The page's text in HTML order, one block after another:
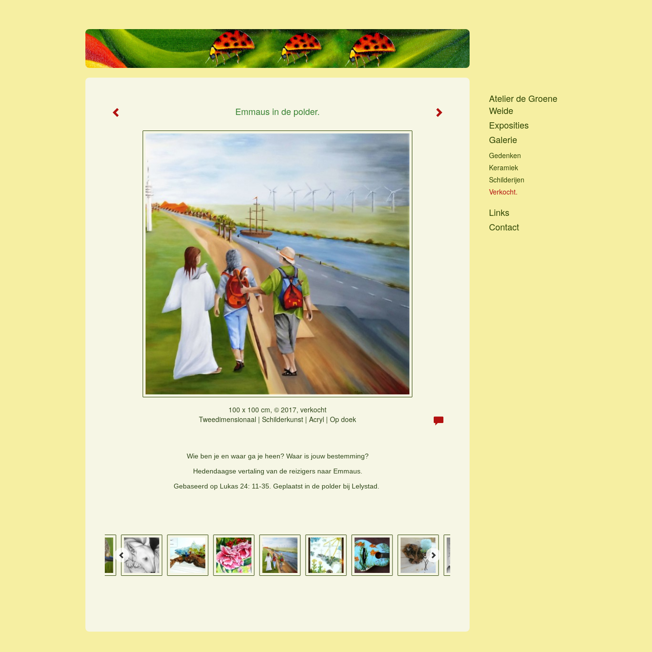
Emmaus in de polder.
100 x 100 cm, © 2017, verkocht
Tweedimensionaal | Schilderkunst | Acryl | Op doek
Wie ben je en waar ga je heen? Waar is jouw bestemming?
Hedendaagse vertaling van de reizigers naar Emmaus.
Gebaseerd op Lukas 24: 11-35. Geplaatst in de polder bij Lelystad.
Atelier de Groene
Weide
Exposities
Galerie
Gedenken
Keramiek
Schilderijen
Verkocht.
Links
Contact